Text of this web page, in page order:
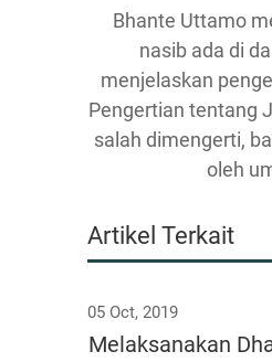
Bhante Uttamo
nasib ada di
menjelaskan
Pengertian tentang
salah dimengerti,
oleh
Artikel Terkait
05 Oct, 2019
Melaksanakan